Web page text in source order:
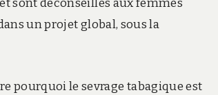
sont déconseillés aux femmes
un projet global, sous la
pourquoi le sevrage tabagique est